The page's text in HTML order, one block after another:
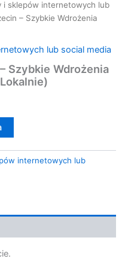
i sklepów internetowych lub
– Szybkie Wdrożenia
lub social media
Szybkie Wdrożenia
internetowych lub